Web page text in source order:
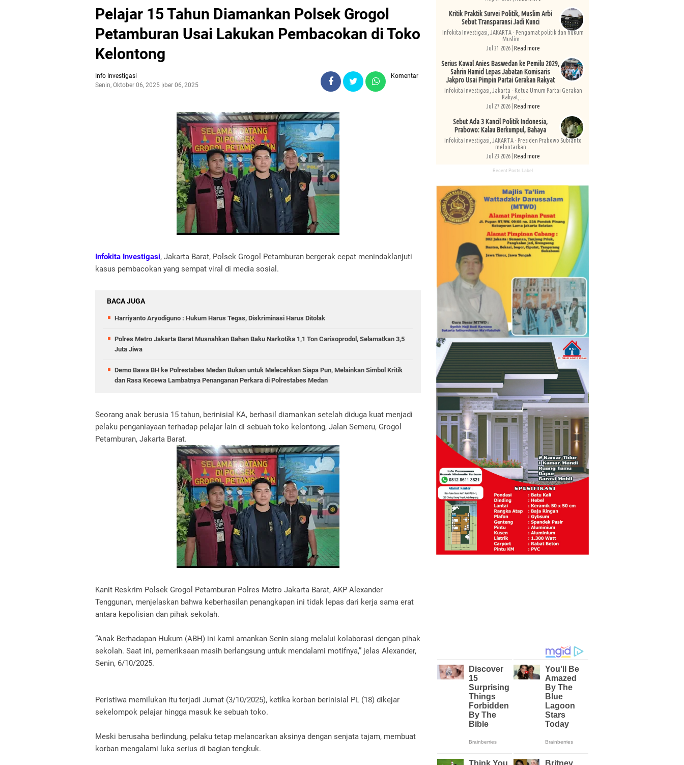
Pelajar 15 Tahun Diamankan Polsek Grogol
Petamburan Usai Lakukan Pembacokan di Toko
Kelontong
Info Investigasi
Senin, Oktober 06, 2025Oktober 06, 2025
Komentar
Infokita Investigasi, Jakarta Barat, Polsek Grogol Petamburan bergerak cepat menindaklanjuti
kasus pembacokan yang sempat viral di media sosial.
BACA JUGA
Harriyanto Aryodiguno : Hukum Harus Tegas, Diskriminasi Harus Ditolak
Polres Metro Jakarta Barat Musnahkan Bahan Baku Narkotika 1,1 Ton Carisoprodol, Selamatkan 3,5
Juta Jiwa
Demo Bawa BH ke Polrestabes Medan Bukan untuk Melecehkan Siapa Pun, Melainkan Simbol Kritik
dan Rasa Kecewa Lambatnya Penanganan Perkara di Polrestabes Medan
Seorang anak berusia 15 tahun, berinisial KA, berhasil diamankan setelah diduga kuat menjadi
pelaku penganiayaan terhadap pelajar lain di sebuah toko kelontong, Jalan Semeru, Grogol
Petamburan, Jakarta Barat.
Kanit Reskrim Polsek Grogol Petamburan Polres Metro Jakarta Barat, AKP Alexander
Tenggunan, menjelaskan bahwa keberhasilan penangkapan ini tidak lepas dari kerja sama erat
antara kepolisian dan pihak sekolah.
“Anak Berhadapan Hukum (ABH) ini kami amankan Senin siang melalui kolaborasi dengan pihak
sekolah. Saat ini, pemeriksaan masih berlangsung untuk mendalami motifnya,” jelas Alexander,
Senin, 6/10/2025.
Peristiwa memilukan itu terjadi Jumat (3/10/2025), ketika korban berinisial PL (18) dikejar
sekelompok pelajar hingga masuk ke sebuah toko.
Meski berusaha berlindung, pelaku tetap melancarkan aksinya dengan senjata tajam, membuat
korban mengalami luka serius di bagian tengkuk.
Kritik Praktik Survei Politik, Muslim Arbi
Sebut Transparansi Jadi Kunci
Infokita Investigasi, JAKARTA - Pengamat politik dan hukum
Muslim...
Jul 31 2026 | Read more
Serius Kawal Anies Baswedan ke Pemilu 2029,
Sahrin Hamid Lepas Jabatan Komisaris
Jakpro Usai Pimpin Partai Gerakan Rakyat
Infokita Investigasi, Jakarta - Ketua Umum Partai Gerakan
Rakyat,...
Jul 27 2026 | Read more
Sebut Ada 3 Kancil Politik Indonesia,
Prabowo: Kalau Berkumpul, Bahaya
Infokita Investigasi, JAKARTA - Presiden Prabowo Subianto
melontarkan...
Jul 23 2026 | Read more
Recent Posts Label